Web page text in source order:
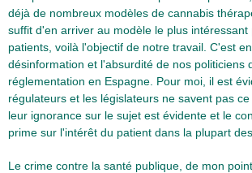
déjà de nombreux modèles de cannabis
suffit d'en arriver au modèle le plus
patients, voilà l'objectif de notre travail. C'est
désinformation et l'absurdité de nos politiciens
réglementation en Espagne. Pour moi, il est
régulateurs et les législateurs ne savent pas
leur ignorance sur le sujet est évidente et le
prime sur l'intérêt du patient dans la plupart
Le crime contre la santé publique, de mon